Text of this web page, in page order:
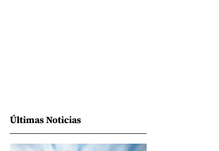
Últimas Noticias